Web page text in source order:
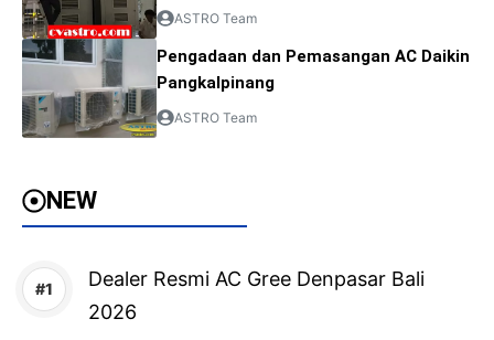
ASTRO Team
Pengadaan dan Pemasangan AC Daikin
Pangkalpinang
ASTRO Team
NEW
Dealer Resmi AC Gree Denpasar Bali
2026